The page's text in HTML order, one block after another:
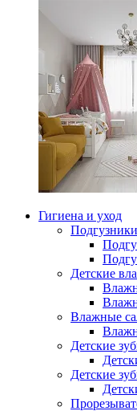
Гигиена и уход
Детские
Влажные
Детские
Детские